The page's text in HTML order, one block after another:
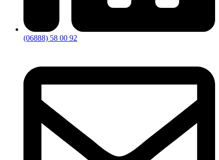
(06888) 58 00 92